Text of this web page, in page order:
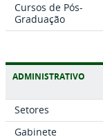
Cursos de Pós-
Graduação
ADMINISTRATIVO
Setores
Gabinete